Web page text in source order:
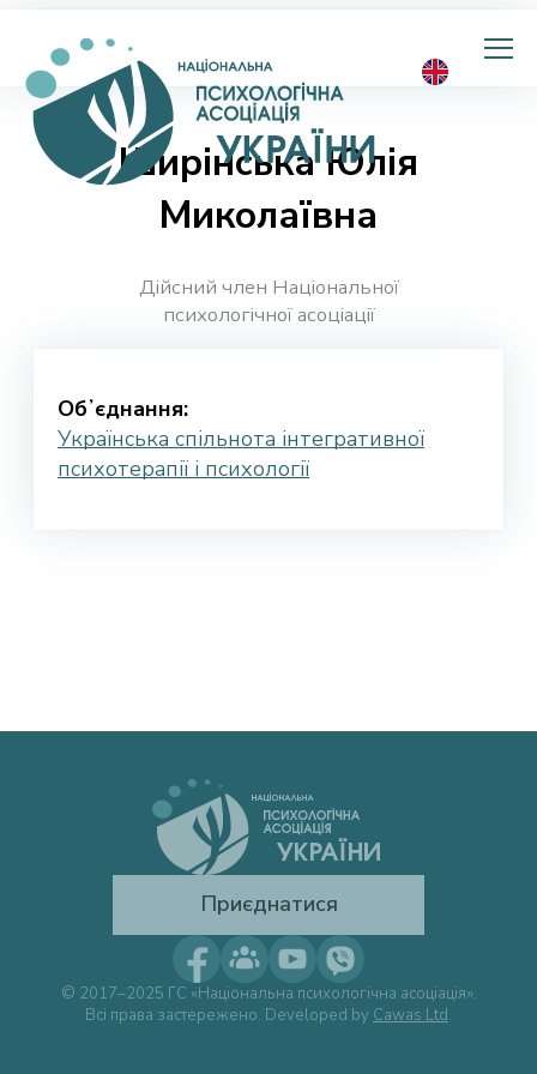
Національна
психологічна
Ширінська Юлія
Миколаївна
Дійсний член Національної
психологічної асоціації
Обʼєднання:
Українська спільнота інтегративної
психотерапії і психології
Приєднатися
© 2017–2025 ГС «Національна психологічна асоціація».
Всі права застережено. Developed by Cawas Ltd.